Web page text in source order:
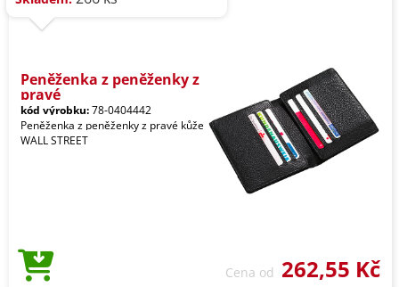
Peněženka z peněženky z
pravé
kód výrobku:78-0404442
Peněženka z peněženky z pravé kůže
WALL STREET
Cena od 262,55 Kč